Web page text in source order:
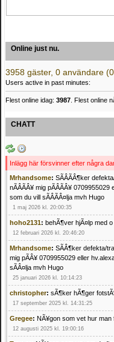
Online just nu.
3958 gäster, 0 användare
Users active in past minutes:
Flest online idag: 3987. Flest online
CHATT
Inlägg här försvinner efter några
Mrhandsome: SÃÂÃÂ¶ker
nÃÂÃÂ¥ mig pÃÂÃÂ¥
som du vill sÃÂÃÂ¤lja mvh Hugo
1 maj 2026 kl. 20:00:35
hoho2131: behÃ¶ver hjÃ¤lp med
12 februari 2026 kl. 20:46:20
Mrhandsome: SÃÂ¶ker defekta/
mig pÃÂ¥ 0709955029 eller
sÃÂ¤lja mvh Hugo
25 januari 2026 kl. 10:14:23
christopher: sÃ¶ker hÃ¶ger
17 september 2025 kl. 14:31:25
Gregee: NÃ¥gon som vet hur man
12 augusti 2025 kl. 19:00:16